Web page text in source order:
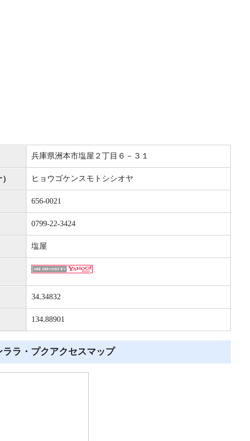
兵庫県洲本市塩屋２丁目６－３１
ヒョウゴケンスモトシシオヤ
656-0021
0799-22-3424
塩屋
34.34832
134.88901
ララ・プクアクセスマップ